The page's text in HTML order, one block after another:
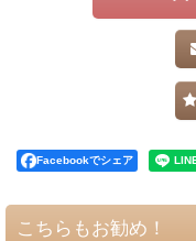
Facebookでシェア
こちらもお勧め！